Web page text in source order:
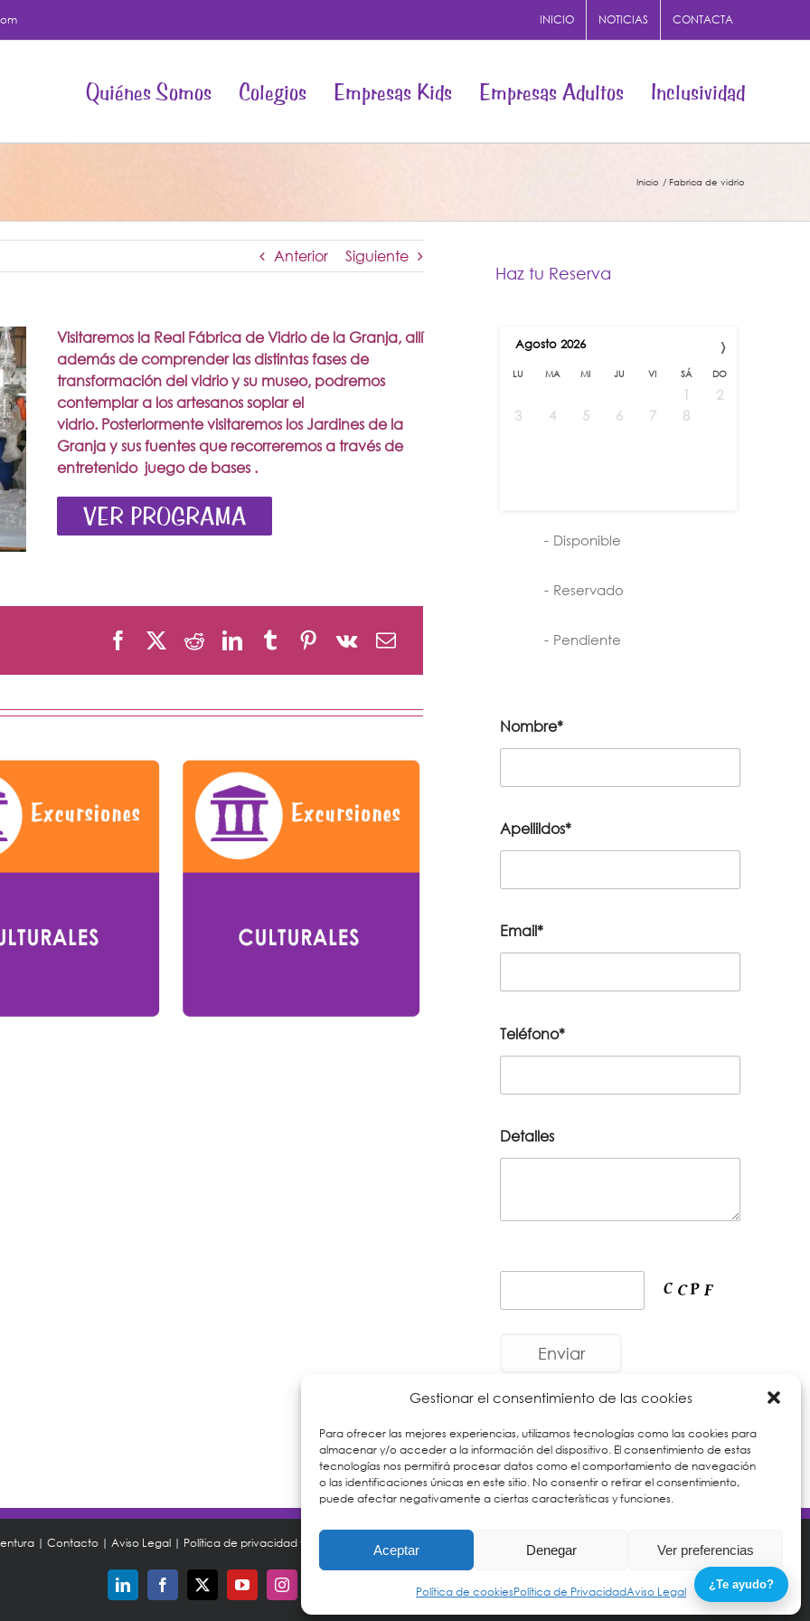
Gestionar el consentimiento de las cookies
Para ofrecer las mejores experiencias, utilizamos tecnologías como las cookies para
almacenar y/o acceder a la información del dispositivo. El consentimiento de estas
tecnologías nos permitirá procesar datos como el comportamiento de navegación
o las identificaciones únicas en este sitio. No consentir o retirar el consentimiento,
puede afectar negativamente a ciertas características y funciones.
Aceptar Denegar Ver preferencias
Política de cookiesPolítica de PrivacidadAviso Legal
INICIO NOTICIAS CONTACTA
Quiénes Somos Colegios Empresas Kids Empresas Adultos Inclusividad
Inicio Fabrica de vidrio
Anterior Siguiente
Visitaremos la Real Fábrica de Vidrio de la Granja, allí
además de comprender las distintas fases de
transformación del vidrio y su museo, podremos
contemplar a los artesanos soplar el
vidrio. Posteriormente visitaremos los Jardines de la
Granja y sus fuentes que recorreremos a través de
entretenido juego de bases .
VER PROGRAMA
Haz tu Reserva
›
Agosto 2026
LU MA MI JU VI SÁ DO
1
2
3
4 5 6 7 8
- Disponible
- Reservado
- Pendiente
Nombre*
Apellildos*
Email*
Teléfono*
Detalles
actividades culturales pueden verse
afectadas.
| Contacto | Aviso Legal | Política de privacidad y Protección de datos Política de Cookies
LinkedInFacebook
X YouTubeInstagram ¿Te ayudo?